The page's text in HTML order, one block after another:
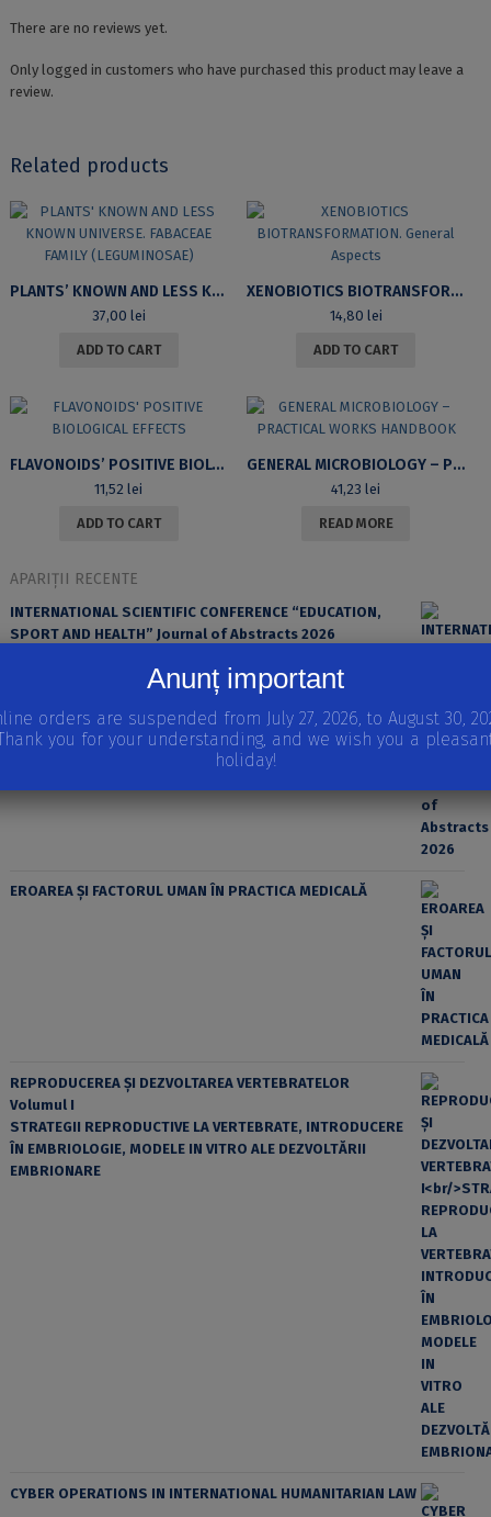
There are no reviews yet.
Only logged in customers who have purchased this product may leave a
review.
Related products
PLANTS’ KNOWN AND LESS KNOWN UNIVERSE. FABACEAE FAMILY (LEGUMINOSAE)
37,00 lei
ADD TO CART
XENOBIOTICS BIOTRANSFORMATION. GENERAL ASPECTS
14,80 lei
ADD TO CART
FLAVONOIDS’ POSITIVE BIOLOGICAL EFFECTS
11,52lei
ADD TO CART
GENERAL MICROBIOLOGY – PRACTICAL WORKS HANDBOOK
41,23lei
READ MORE
APARIȚII RECENTE
INTERNATIONAL SCIENTIFIC CONFERENCE “EDUCATION,
SPORT AND HEALTH” Journal of Abstracts 2026
EROAREA ȘI FACTORUL UMAN ÎN PRACTICA MEDICALĂ
REPRODUCEREA ȘI DEZVOLTAREA VERTEBRATELOR
Volumul I
STRATEGII REPRODUCTIVE LA VERTEBRATE, INTRODUCERE
ÎN EMBRIOLOGIE, MODELE IN VITRO ALE DEZVOLTĂRII
EMBRIONARE
CYBER OPERATIONS IN INTERNATIONAL HUMANITARIAN LAW
Anunț important
orders are suspended from July 27, 2026, to August 30,
you for your understanding, and we wish you a
holiday!